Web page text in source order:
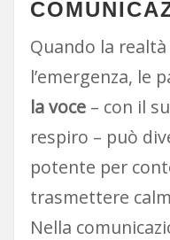
Quando la
l’emergenza, le
la voce– con il
respiro – può
potente per
trasmettere
Nella